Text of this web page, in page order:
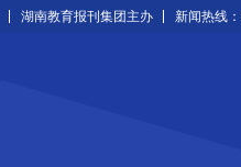
湖南教育报刊集团主办 新闻热线：